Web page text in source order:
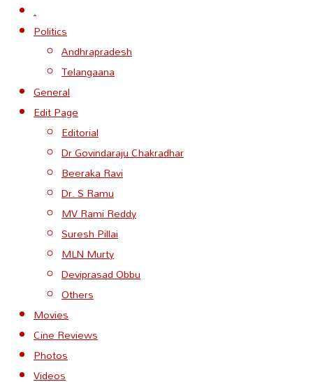
.
Politics
Andhrapradesh
Telangaana
General
Edit Page
Editorial
Dr Govindaraju Chakradhar
Beeraka Ravi
Dr. S Ramu
MV Rami Reddy
Suresh Pillai
MLN Murty
Deviprasad Obbu
Others
Movies
Cine Reviews
Photos
Videos